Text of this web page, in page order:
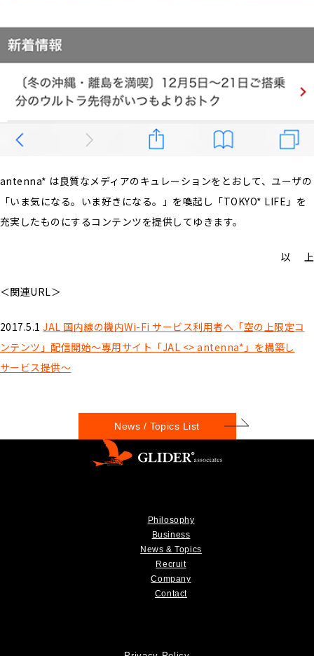
antenna* は良質なメディアのキュレーションをとおして、ユーザの
「いま気になる。いま好きになる。」を喚起し「TOKYO* LIFE」を
充実したものにするコンテンツを提供してゆきます。
以 上
＜関連URL＞
2017.5.1JAL 国内線の機内Wi-Fi サービス利用者へ「空の上限定コ
ンテンツ」配信開始～専用サイト「JAL <> antenna*」を構築し
サービス提供～
News / Topics List
Philosophy
Business
News & Topics
Recruit
Company
Contact